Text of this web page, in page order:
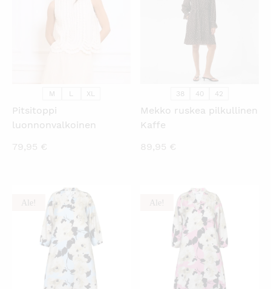
M L XL
Pitsitoppi
luonnonvalkoinen
79,95 €
38 40 42
Mekko ruskea pilkullinen
Kaffe
89,95 €
Ale! KATSO PIKANÄKYMÄ Ale! KATSO PIKANÄKYMÄ